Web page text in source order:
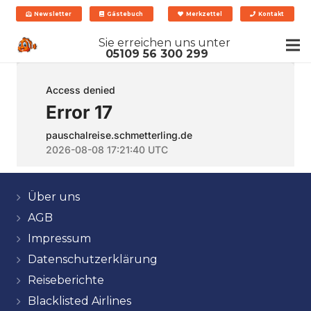
Newsletter Gästebuch Merkzettel Kontakt
Sie erreichen uns unter
05109 56 300 299
Über uns
AGB
Impressum
Datenschutzerklärung
Reiseberichte
Blacklisted Airlines